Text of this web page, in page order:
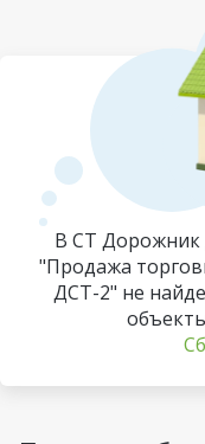
В СТ Дорожник
"Продажа
ДСТ-2" не